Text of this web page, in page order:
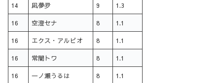
14 凪夢夛 9 1.3
16 空澄セナ 8 1.1
16 エクス・アルビオ 8 1.1
16 常闇トワ 8 1.1
16 一ノ瀬うるは 8 1.1